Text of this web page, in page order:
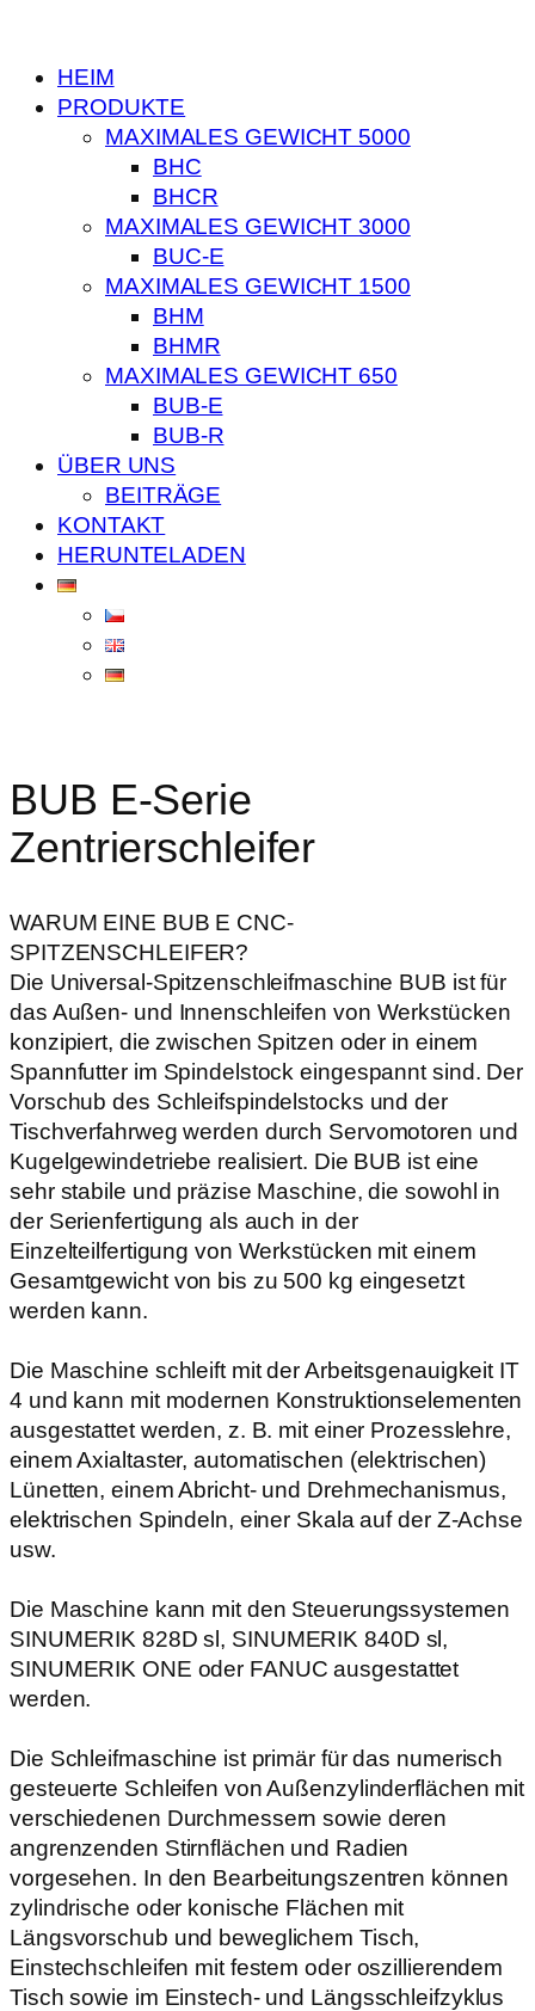
HEIM
PRODUKTE
MAXIMALES GEWICHT 5000
BHC
BHCR
MAXIMALES GEWICHT 3000
BUC-E
MAXIMALES GEWICHT 1500
BHM
BHMR
MAXIMALES GEWICHT 650
BUB-E
BUB-R
ÜBER UNS
BEITRÄGE
KONTAKT
HERUNTELADEN
BUB E-Serie
Zentrierschleifer
WARUM EINE BUB E CNC-
SPITZENSCHLEIFER?
Die Universal-Spitzenschleifmaschine BUB ist für
das Außen- und Innenschleifen von Werkstücken
konzipiert, die zwischen Spitzen oder in einem
Spannfutter im Spindelstock eingespannt sind. Der
Vorschub des Schleifspindelstocks und der
Tischverfahrweg werden durch Servomotoren und
Kugelgewindetriebe realisiert. Die BUB ist eine
sehr stabile und präzise Maschine, die sowohl in
der Serienfertigung als auch in der
Einzelteilfertigung von Werkstücken mit einem
Gesamtgewicht von bis zu 500 kg eingesetzt
werden kann.
Die Maschine schleift mit der Arbeitsgenauigkeit IT
4 und kann mit modernen Konstruktionselementen
ausgestattet werden, z. B. mit einer Prozesslehre,
einem Axialtaster, automatischen (elektrischen)
Lünetten, einem Abricht- und Drehmechanismus,
elektrischen Spindeln, einer Skala auf der Z-Achse
usw.
Die Maschine kann mit den Steuerungssystemen
SINUMERIK 828D sl, SINUMERIK 840D sl,
SINUMERIK ONE oder FANUC ausgestattet
werden.
Die Schleifmaschine ist primär für das numerisch
gesteuerte Schleifen von Außenzylinderflächen mit
verschiedenen Durchmessern sowie deren
angrenzenden Stirnflächen und Radien
vorgesehen. In den Bearbeitungszentren können
zylindrische oder konische Flächen mit
Längsvorschub und beweglichem Tisch,
Einstechschleifen mit festem oder oszillierendem
Tisch sowie im Einstech- und Längsschleifzyklus